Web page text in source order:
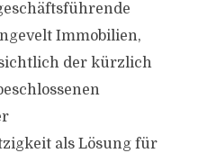
Immobilien,
der kürzlich
als Lösung für